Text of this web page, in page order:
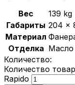
© 2026 |
Политика
0
Обзор
Вес
139 kg
Габариты 204 ×
Материал
Отделка Масло
Количество:
Количество
Rapido